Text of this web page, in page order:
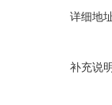
详细地
补充说